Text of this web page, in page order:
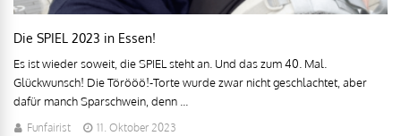
Die SPIEL 2023 in Essen!
Es ist wieder soweit, die SPIEL steht an. Und das zum 40. Mal.
Glückwunsch! Die Törööö!-Torte wurde zwar nicht geschlachtet, aber
dafür manch Sparschwein, denn ...
Funfairist 11. Oktober 2023